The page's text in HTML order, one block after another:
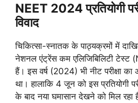
NEET 2024 प्रतियोगी
विवाद
चिकित्सा-स्नातक के पाठ्यक्रमों में
नेशनल एंट्रेंस कम एलिजिबिलिटी टेस्ट
हैं। इस वर्ष (2024) भी नीट परीक्षा
था। हालाकि 4 जून को इस प्रतियोगी
के बाद नया घमासान देखने को मिल रहा